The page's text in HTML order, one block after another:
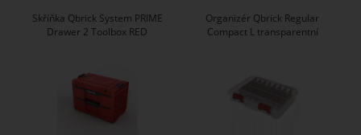
Skříňka Qbrick System PRIME
Drawer 2 Toolbox RED
Organizér Qbrick Regular
Compact L transparentní